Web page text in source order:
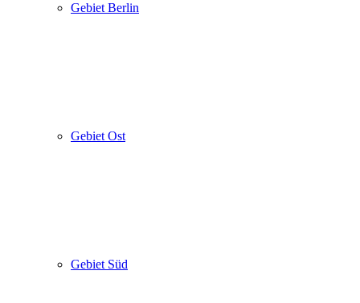
Gebiet Berlin
Gebiet Ost
Gebiet Süd